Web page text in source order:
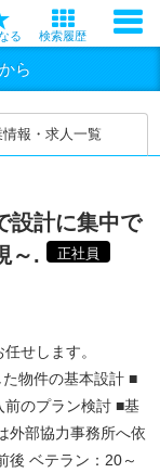
る 検索履歴
ら
情報・求人一覧
設計に集中で
～.
正社員
せします。
た物件の基本設計 ■
のプラン検討 ■基
部協力事務所へ依
ベテラン：20～